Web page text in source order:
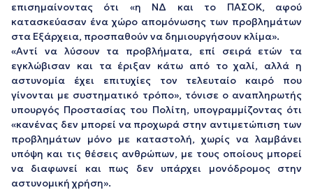
επισημαίνοντας ότι «η ΝΔ και το ΠΑΣΟΚ, αφού
κατασκεύασαν ένα χώρο απομόνωσης των προβλημάτων
στα Εξάρχεια, προσπαθούν να δημιουργήσουν κλίμα».
«Αντί να λύσουν τα προβλήματα, επί σειρά ετών τα
εγκλώβισαν και τα έριξαν κάτω από το χαλί, αλλά η
αστυνομία έχει επιτυχίες τον τελευταίο καιρό που
γίνονται με συστηματικό τρόπο», τόνισε ο αναπληρωτής
υπουργός Προστασίας του Πολίτη, υπογραμμίζοντας ότι
«κανένας δεν μπορεί να προχωρά στην αντιμετώπιση των
προβλημάτων μόνο με καταστολή, χωρίς να λαμβάνει
υπόψη και τις θέσεις ανθρώπων, με τους οποίους μπορεί
να διαφωνεί και πως δεν υπάρχει μονόδρομος στην
αστυνομική χρήση».